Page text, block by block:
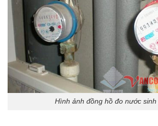
Hình ảnh đồng hồ đo nước sinh